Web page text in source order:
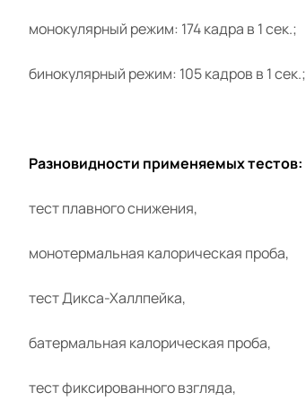
монокулярный режим: 174 кадра в 1 сек.;
бинокулярный режим: 105 кадров в 1 сек.;
Разновидности применяемых тестов:
тест плавного снижения,
монотермальная калорическая проба,
тест Дикса-Халлпейка,
батермальная калорическая проба,
тест фиксированного взгляда,